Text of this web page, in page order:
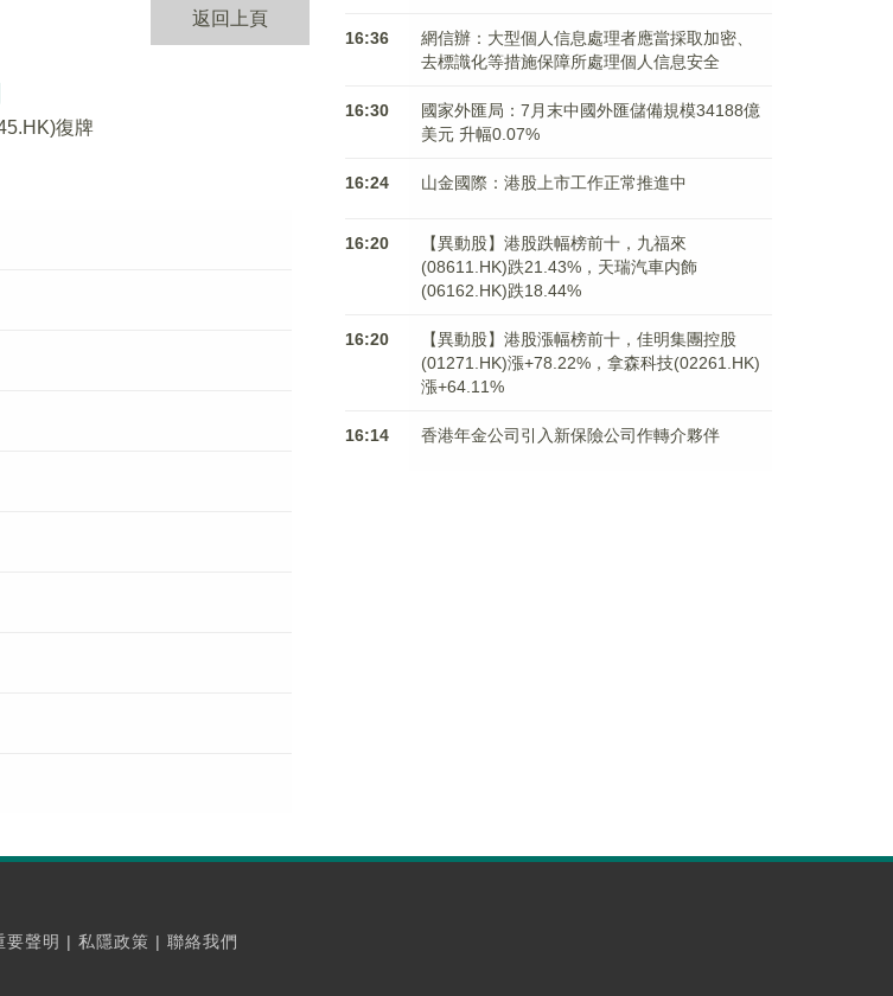
返回上頁
復牌
16:36
網信辦：大型個人信息處理者應當採取加密、
去標識化等措施保障所處理個人信息安全
16:30
國家外匯局：7月末中國外匯儲備規模34188億
美元 升幅0.07%
16:24 山金國際：港股上市工作正常推進中
16:20
【異動股】港股跌幅榜前十，九福來
(08611.HK)跌21.43%，天瑞汽車内飾
(06162.HK)跌18.44%
16:20
【異動股】港股漲幅榜前十，佳明集團控股
(01271.HK)漲+78.22%，拿森科技(02261.HK)
漲+64.11%
16:14 香港年金公司引入新保險公司作轉介夥伴
要聲明 | 私隱政策 | 聯絡我們